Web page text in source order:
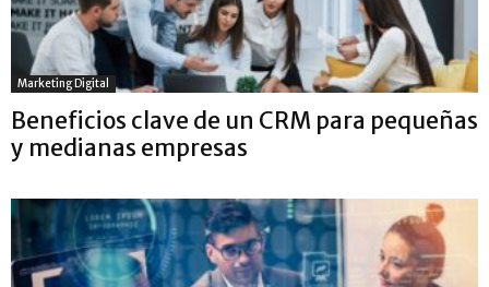
Marketing Digital
Beneficios clave de un CRM para pequeñas
y medianas empresas